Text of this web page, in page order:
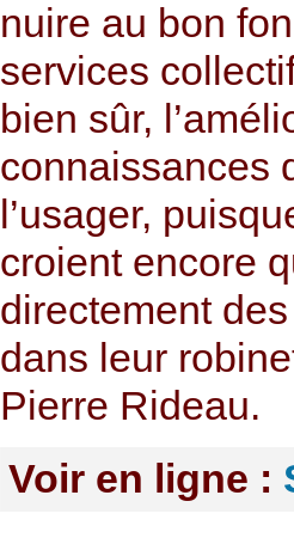
nuire au bon
services
bien sûr,
connaissances
l’usager,
croient encore
directement
dans leur
Pierre Rideau.
Voir en ligne :